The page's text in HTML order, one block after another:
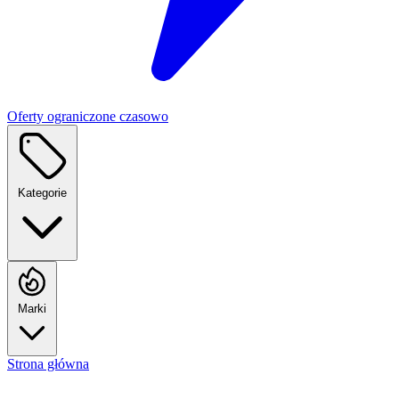
Oferty ograniczone czasowo
Kategorie
Marki
Strona główna